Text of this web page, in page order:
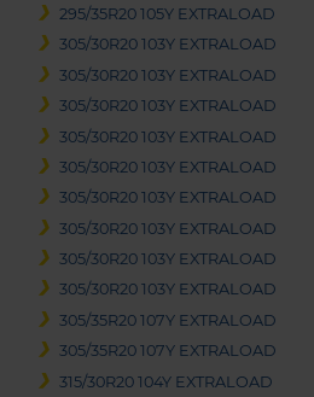
295/35R20 105Y EXTRALOAD
305/30R20 103Y EXTRALOAD
305/30R20 103Y EXTRALOAD
305/30R20 103Y EXTRALOAD
305/30R20 103Y EXTRALOAD
305/30R20 103Y EXTRALOAD
305/30R20 103Y EXTRALOAD
305/30R20 103Y EXTRALOAD
305/30R20 103Y EXTRALOAD
305/30R20 103Y EXTRALOAD
305/35R20 107Y EXTRALOAD
305/35R20 107Y EXTRALOAD
315/30R20 104Y EXTRALOAD